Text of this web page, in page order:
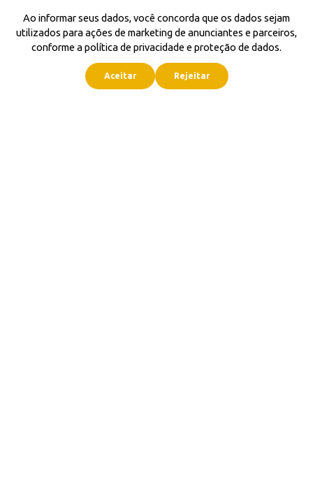
Ao informar seus dados, você concorda que os dados sejam
utilizados para ações de marketing de anunciantes e parceiros,
conforme a política de privacidade e proteção de dados.
Aceitar Rejeitar